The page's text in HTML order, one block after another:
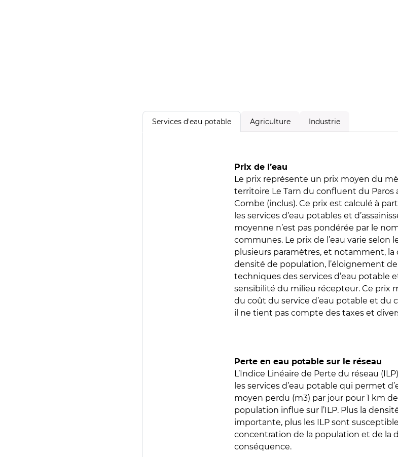
Services d'eau potable Agriculture Industrie
Prix de l’eau
Le prix représente un prix moyen du
territoire Le Tarn du confluent du Paros
Combe (inclus). Ce prix est calculé à
les services d’eau potables et
moyenne n’est pas pondérée par le
communes. Le prix de l’eau varie selon
plusieurs paramètres, et notamment, la
densité de population, l’éloignement
techniques des services d’eau potable
sensibilité du milieu récepteur. Ce prix
du coût du service d’eau potable et du
il ne tient pas compte des taxes et
Perte en eau potable sur le réseau
L’Indice Linéaire de Perte du réseau
les services d’eau potable qui permet
moyen perdu (m3) par jour pour 1 km
population influe sur l’ILP. Plus la
importante, plus les ILP sont
concentration de la population et de la
conséquence.